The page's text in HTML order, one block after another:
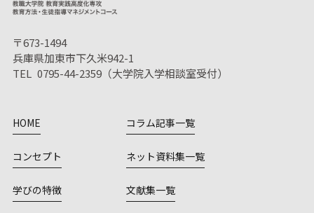
〒673-1494
兵庫県加東市下久米942-1
TEL 0795-44-2359（大学院入学相談室受付）
HOME
コンセプト
学びの特徴
コラム記事一覧
ネット資料集一覧
文献集一覧